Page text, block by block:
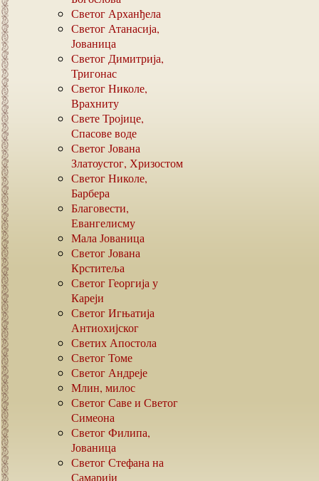
Светог Арханђела
Светог Атанасија,
Јованица
Светог Димитрија,
Тригонас
Светог Николе,
Врахниту
Свете Тројице,
Спасове воде
Светог Јована
Златоустог, Хризостом
Светог Николе,
Барбера
Благовести,
Евангелисму
Мала Јованица
Светог Јована
Крститеља
Светог Георгија у
Кареји
Светог Игњатија
Антиохијског
Светих Апостола
Светог Томе
Светог Андреје
Млин, милос
Светог Саве и Светог
Симеона
Светог Филипа,
Јованица
Светог Стефана на
Самарији